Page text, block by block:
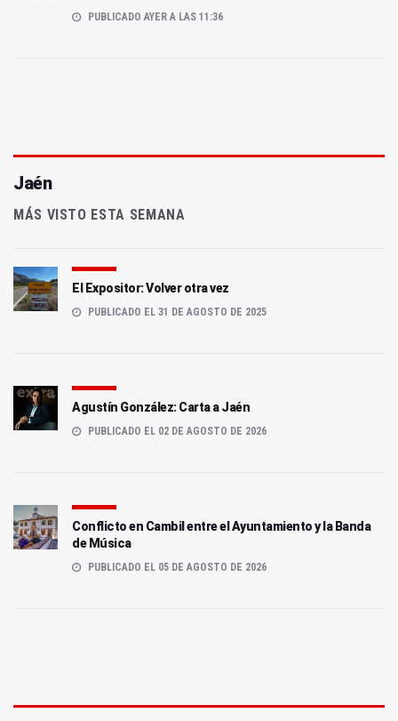
PUBLICADO AYER A LAS 11:36
Jaén
MÁS VISTO ESTA SEMANA
El Expositor: Volver otra vez
PUBLICADO EL 31 DE AGOSTO DE 2025
Agustín González: Carta a Jaén
PUBLICADO EL 02 DE AGOSTO DE 2026
Conflicto en Cambil entre el Ayuntamiento y la Banda
de Música
PUBLICADO EL 05 DE AGOSTO DE 2026